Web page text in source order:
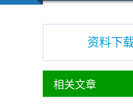
资料下
相关文章